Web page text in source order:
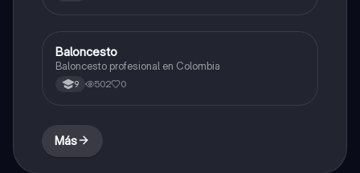
Educación Física
Baloncesto
Baloncesto profesional en Colombia
9 502 0
Más